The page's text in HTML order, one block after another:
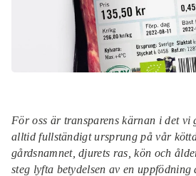
70,00 kr
Benbuljong av nöt
69,00 kr
Visa produkt
För oss är transparens kärnan i det
alltid fullständigt ursprung på vår
gårdsnamnet, djurets ras, kön och
steg lyfta betydelsen av en